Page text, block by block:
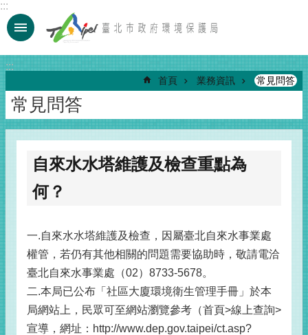
跳到主要內容區塊
:::
:::
首頁 業務資訊 常見問答
常見問答
自來水水塔維護及檢查重點為
何？
一.自來水水塔維護及檢查，因屬臺北自來水事業處
權管，若仍有其他相關的問題需要協助時，敬請電洽
臺北自來水事業處（02）8733-5678。
二.本局已公布「社區大廈環境衛生管理手冊」於本
局網站上，民眾可至網站瀏覽參考（首頁>線上查詢>
宣導，網址：http://www.dep.gov.taipei/ct.asp?